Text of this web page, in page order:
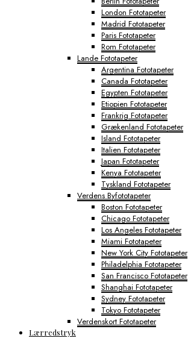
London Fototapeter
Madrid Fototapeter
Paris Fototapeter
Rom Fototapeter
Lande Fototapeter
Argentina Fototapeter
Canada Fototapeter
Egypten Fototapeter
Etiopien Fototapeter
Frankrig Fototapeter
Grækenland Fototapeter
Island Fototapeter
Italien Fototapeter
Japan Fototapeter
Kenya Fototapeter
Tyskland Fototapeter
Verdens Byfototapeter
Boston Fototapeter
Chicago Fototapeter
Los Angeles Fototapeter
Miami Fototapeter
New York City Fototapeter
Philadelphia Fototapeter
San Francisco Fototapeter
Shanghai Fototapeter
Sydney Fototapeter
Tokyo Fototapeter
Verdenskort Fototapeter
Lærredstryk